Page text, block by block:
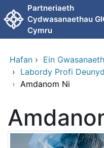
Neidio i'r prif gynnwy
Partneriaeth
Cydwasanaethau
Cymru
Hafan › Ein
› Labordy Profi
› Amdanom Ni